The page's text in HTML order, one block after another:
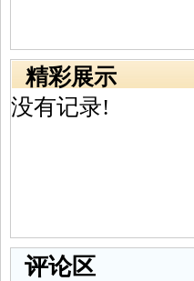
精彩展示
没有记录!
评论区